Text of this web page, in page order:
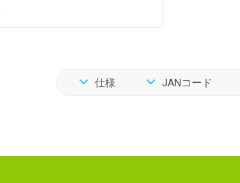
仕様 JANコード